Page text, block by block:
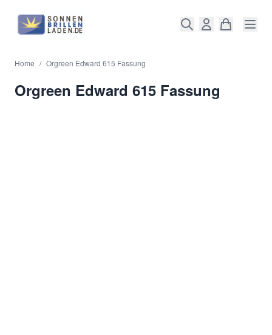
Home / Orgreen Edward 615 Fassung
Orgreen Edward 615 Fassung